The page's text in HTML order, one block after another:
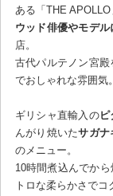
ある「THE
ウッド俳優やモデ
店。
古代パルテノン宮
でおしゃれな雰囲気。
ギリシャ直輸入のピ
んがり焼いたサガナ
のメニュー。
10時間煮込んでから
トロな柔らかさでコ